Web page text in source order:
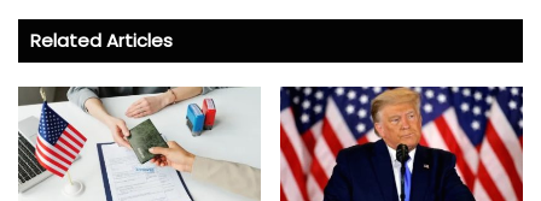
o
ok
er A
p
p
Related Articles